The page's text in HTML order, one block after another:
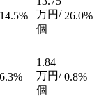
万円/
個
26.0%
1.84
万円/
個
0.8%